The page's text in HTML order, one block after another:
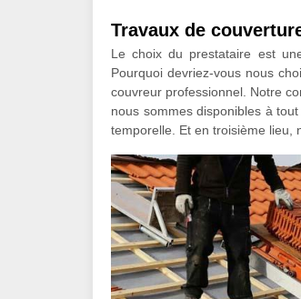
Travaux de
Le choix du prestataire est
Pourquoi devriez-vous nous
couvreur professionnel. Notre
nous sommes disponibles à
temporelle. Et en troisième lieu,